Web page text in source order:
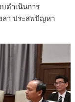
ดำเนินการ
ลา ประสพปัญหา